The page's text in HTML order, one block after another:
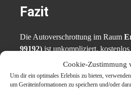
Cookie-Zustimmung
Um dir ein optimales Erlebnis zu bieten,
um Geräteinformationen zu speichern und/oder
Fazit
Die Autoverschrottung im Raum
99192) ist unkompliziert,
Dank kostenloser Abholung,
optionaler Prämienzahlung ist die
Altfahrzeugen nicht nur gesetzlich